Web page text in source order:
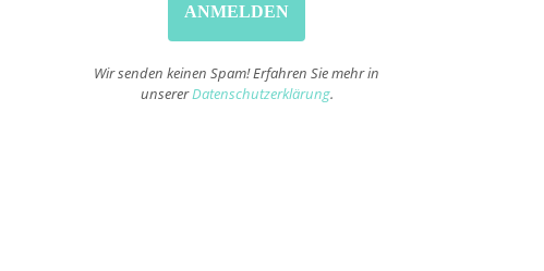
Wir senden keinen Spam! Erfahren Sie mehr in
unsererDatenschutzerklärung.